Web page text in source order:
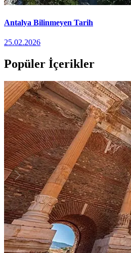
Antalya Bilinmeyen Tarih
25.02.2026
Popüler İçerikler